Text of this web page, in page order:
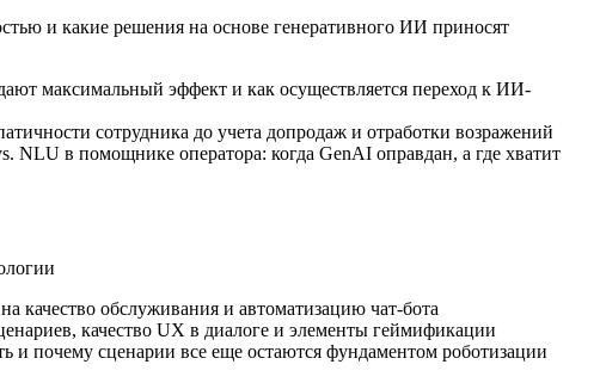
и какие решения на основе генеративного ИИ приносят
максимальный эффект и как осуществляется переход к ИИ-
сотрудника до учета допродаж и отработки возражений
NLU в помощнике оператора: когда GenAI оправдан, а где хватит
качество обслуживания и автоматизацию чат-бота
качество UX в диалоге и элементы геймификации
и почему сценарии все еще остаются фундаментом роботизации